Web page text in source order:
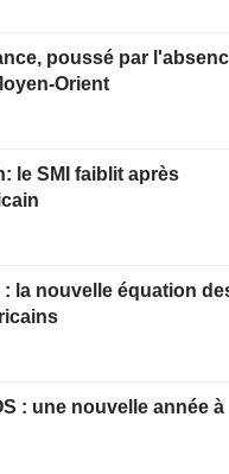
poussé par
Orient
le SMI faiblit après
: la nouvelle équation
à